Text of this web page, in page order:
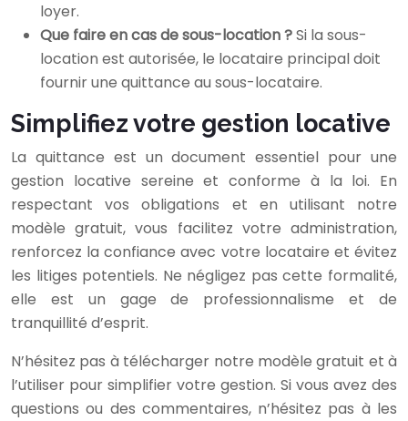
loyer.
Que faire en cas de sous-location ?Si la sous-
location est autorisée, le locataire principal doit
fournir une quittance au sous-locataire.
Simplifiez votre gestion locative
La quittance est un document essentiel pour une
gestion locative sereine et conforme à la loi. En
respectant vos obligations et en utilisant notre
modèle gratuit, vous facilitez votre administration,
renforcez la confiance avec votre locataire et évitez
les litiges potentiels. Ne négligez pas cette formalité,
elle est un gage de professionnalisme et de
tranquillité d’esprit.
N’hésitez pas à télécharger notre modèle gratuit et à
l’utiliser pour simplifier votre gestion. Si vous avez des
questions ou des commentaires, n’hésitez pas à les